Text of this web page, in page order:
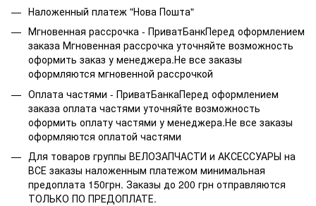
Наложенный платеж "Нова Пошта"
Мгновенная рассрочка - ПриватБанкПеред оформлением
заказа Мгновенная рассрочка уточняйте возможность
оформить заказ у менеджера.Не все заказы
оформляются мгновенной рассрочкой
Оплата частями - ПриватБанкаПеред оформлением
заказа оплата частями уточняйте возможность
оформить оплату частями у менеджера.Не все заказы
оформляются оплатой частями
Для товаров группы ВЕЛОЗАПЧАСТИ и АКСЕССУАРЫ на
ВСЕ заказы наложенным платежом минимальная
предоплата 150грн. Заказы до 200 грн отправляются
ТОЛЬКО ПО ПРЕДОПЛАТЕ.